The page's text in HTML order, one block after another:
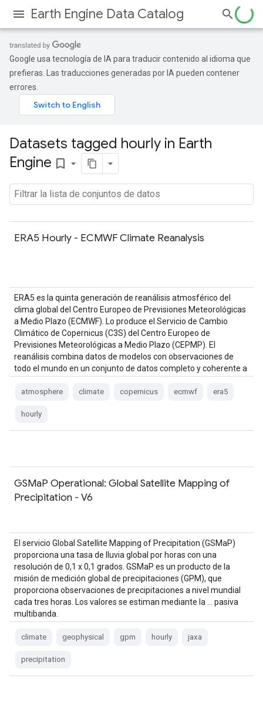
Earth Engine Data Catalog
Google usa tecnología de IA para traducir contenido al idioma que
prefieras. Las traducciones generadas por IA pueden contener
errores.
Datasets tagged hourly in Earth
Engine bookmark_border
ERA5 Hourly - ECMWF Climate Reanalysis
ERA5 es la quinta generación de reanálisis atmosférico del
clima global del Centro Europeo de Previsiones Meteorológicas
a Medio Plazo (ECMWF). Lo produce el Servicio de Cambio
Climático de Copernicus (C3S) del Centro Europeo de
Previsiones Meteorológicas a Medio Plazo (CEPMP). El
reanálisis combina datos de modelos con observaciones de
todo el mundo en un conjunto de datos completo y coherente a
atmosphere climate copernicus ecmwf era5
hourly
GSMaP Operational: Global Satellite Mapping of
Precipitation - V6
El servicio Global Satellite Mapping of Precipitation (GSMaP)
proporciona una tasa de lluvia global por horas con una
resolución de 0,1 x 0,1 grados. GSMaP es un producto de la
misión de medición global de precipitaciones (GPM), que
proporciona observaciones de precipitaciones a nivel mundial
cada tres horas. Los valores se estiman mediante la … pasiva
multibanda.
climate geophysical gpm hourly jaxa
precipitation